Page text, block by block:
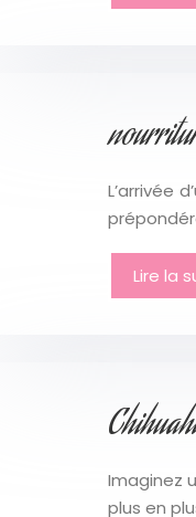
L’arrivée
Lire la
Imaginez
plus en